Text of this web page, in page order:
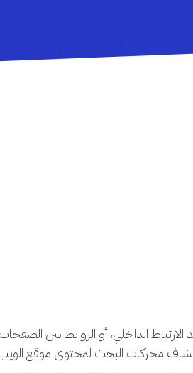
الارتباط الداخلي، أو الروابط بين
محركات البحث لمحتوى موقع